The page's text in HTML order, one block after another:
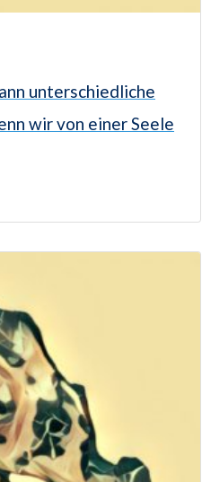
unterschiedliche
wir von einer Seele